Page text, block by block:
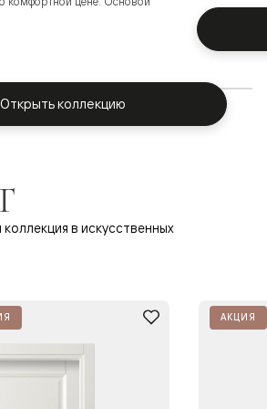
Открыть коллекцию
коллекция в искусственных
АКЦИЯ